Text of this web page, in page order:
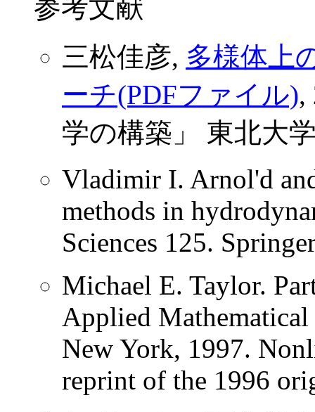
参考文献
三松佳彦, 多様体上
ーチ(PDFファイル),
学の構築」 東北大
Vladimir I. Arnol'd
methods in
Sciences 125.
Michael E. Taylor.
Applied Mathematical
New York, 1997.
reprint of the 1996